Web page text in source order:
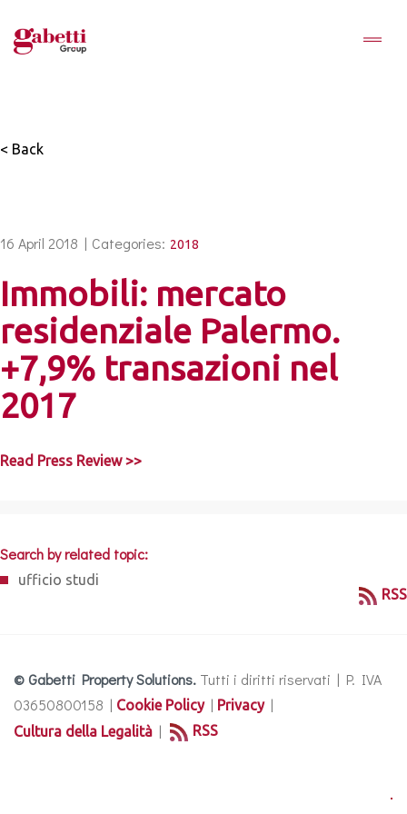
< Back
16 April 2018 | Categories: 2018
Immobili: mercato
residenziale Palermo.
+7,9% transazioni nel
2017
Read Press Review >>
Search by related topic:
ufficio studi
RSS
© Gabetti Property Solutions. Tutti i diritti riservati | P. IVA
03650800158 | Cookie Policy| Privacy|
Cultura della Legalità | RSS